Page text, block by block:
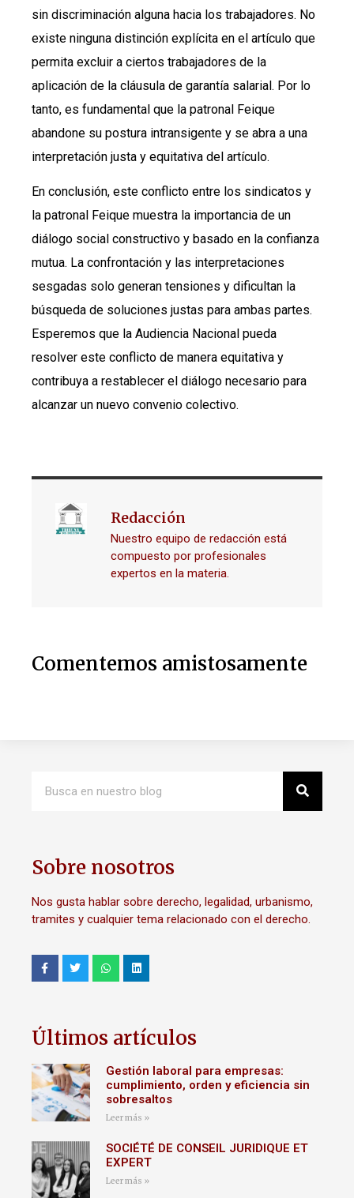
sin discriminación alguna hacia los trabajadores. No
existe ninguna distinción explícita en el artículo que
permita excluir a ciertos trabajadores de la
aplicación de la cláusula de garantía salarial. Por lo
tanto, es fundamental que la patronal Feique
abandone su postura intransigente y se abra a una
interpretación justa y equitativa del artículo.
En conclusión, este conflicto entre los sindicatos y
la patronal Feique muestra la importancia de un
diálogo social constructivo y basado en la confianza
mutua. La confrontación y las interpretaciones
sesgadas solo generan tensiones y dificultan la
búsqueda de soluciones justas para ambas partes.
Esperemos que la Audiencia Nacional pueda
resolver este conflicto de manera equitativa y
contribuya a restablecer el diálogo necesario para
alcanzar un nuevo convenio colectivo.
Redacción
Nuestro equipo de redacción está
compuesto por profesionales
expertos en la materia.
Comentemos amistosamente
Sobre nosotros
Nos gusta hablar sobre derecho, legalidad, urbanismo,
tramites y cualquier tema relacionado con el derecho.
Últimos artículos
Gestión laboral para empresas:
cumplimiento, orden y eficiencia sin
sobresaltos
Leer más »
SOCIÉTÉ DE CONSEIL JURIDIQUE ET
EXPERT
Leer más »